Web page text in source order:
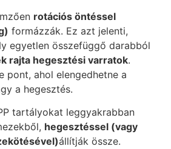
rotációs öntéssel
formázzák. Ez azt jelenti,
egyetlen összefüggő darabból
rajta hegesztési varratok.
pont, ahol elengedhetne a
a hegesztés.
tartályokat leggyakrabban
hegesztéssel (vagy
állítják össze.